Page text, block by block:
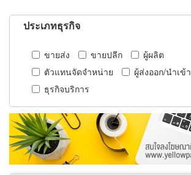
ประเภทธุรกิจ
ขายส่ง ขายปลีก
ผู้ผลิต
ตัวแทนจัดจำหน่าย
ผู้ส่งออก/นำเข้า
ธุรกิจบริการ